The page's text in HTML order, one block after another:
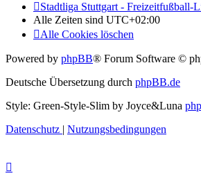
Stadtliga Stuttgart - Freizeitfußball-
Alle Zeiten sind UTC+02:00
Alle Cookies löschen
Powered by phpBB® Forum Software ©
Deutsche Übersetzung durch phpBB.de
Style: Green-Style-Slim by Joyce&Luna
Datenschutz | Nutzungsbedingungen